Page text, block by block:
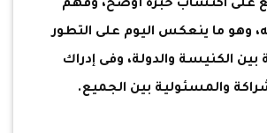
على اكتساب خبرة أوضح، وفهم
وهو ما ينعكس اليوم على التطور
بين الكنيسة والدولة، وفى إدراك
والمسئولية بين الجميع.